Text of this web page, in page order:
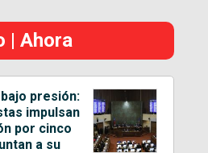
| Ahora
presión:
impulsan
por cinco
a su